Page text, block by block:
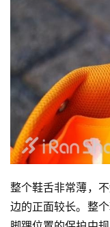
整个鞋舌非常薄，
边的正面较长。整